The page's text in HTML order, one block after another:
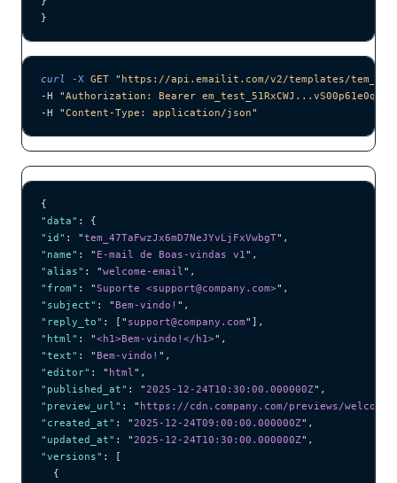
}
curl -X GET " https://api.emailit.com/v2/templates/
-H "Authorization: Bearer em_test_51RxCWJ...vS00p61e0qRE
-H "Content-Type: application/json"
{
"data" : {
"id" : "tem_47TaFwzJx6mD7NeJYvLjFxVwbgT" ,
"name" : " E-mail de Boas-vindas v1" ,
"alias" : "welcome-email" ,
"from" : "Suporte <support@company.com>" ,
"subject" : " Bem-vindo! " ,
"reply_to" : [ " support@company.com" ],
"html" : "<h1>Bem-vindo!</h1>" ,
"text" : " Bem-vindo! " ,
"editor" : " html" ,
"published_at" : "2025-12-24T10:30:00.000000Z" ,
"preview_url" : " https://cdn.company.com/previews/
"created_at" : "2025-12-24T09:00:00.000000Z" ,
"updated_at" : "2025-12-24T10:30:00.000000Z" ,
"versions" : [
  {